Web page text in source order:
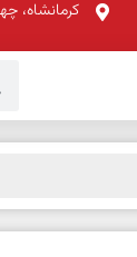
کرمانشاه،